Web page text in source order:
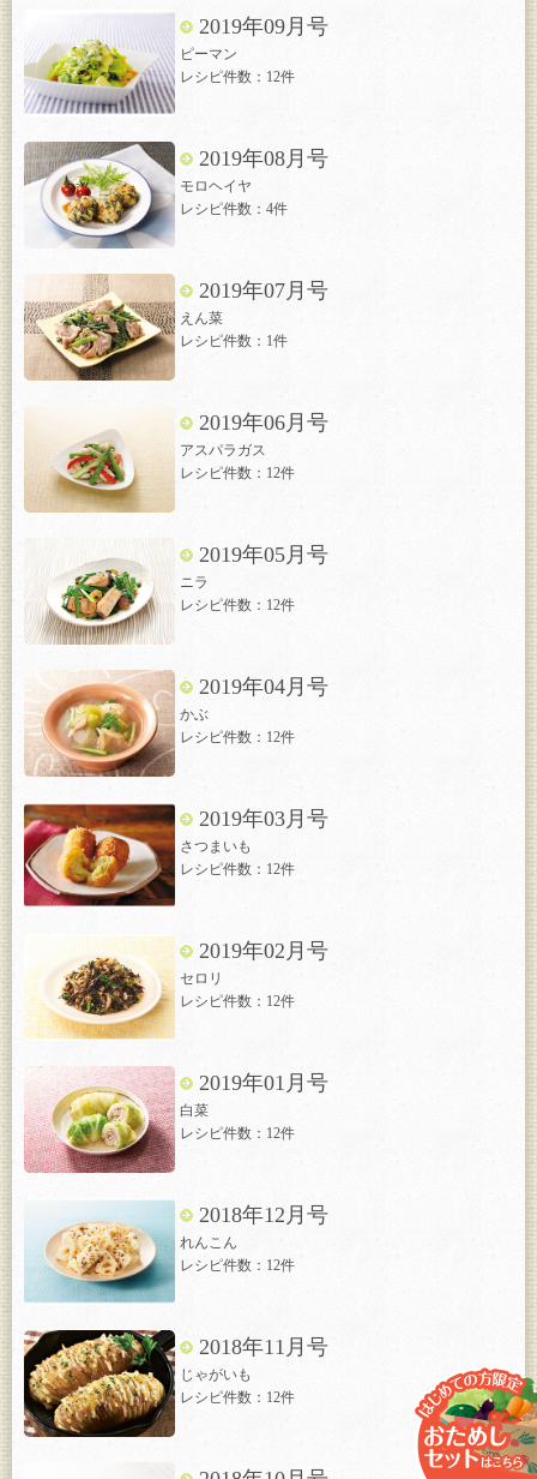
2019年09月号
ピーマン
レシピ件数：12件
2019年08月号
モロヘイヤ
レシピ件数：4件
2019年07月号
えん菜
レシピ件数：1件
2019年06月号
アスパラガス
レシピ件数：12件
2019年05月号
ニラ
レシピ件数：12件
2019年04月号
かぶ
レシピ件数：12件
2019年03月号
さつまいも
レシピ件数：12件
2019年02月号
セロリ
レシピ件数：12件
2019年01月号
白菜
レシピ件数：12件
2018年12月号
れんこん
レシピ件数：12件
2018年11月号
じゃがいも
レシピ件数：12件